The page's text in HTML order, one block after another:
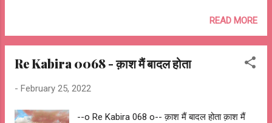
colorful painting. I wish I were a cloud, a bit
crazy cloud, would have been impersonator
been jealous, would have had boun...
READ MORE
Re Kabira 0068 - क़ाश मैं बादल होता
- February 25, 2022
--o Re Kabira 068 o-- क़ाश मैं बादल होता क़ाश मैं